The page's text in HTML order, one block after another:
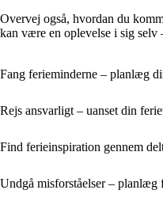
Overvej også, hvordan du
kan være en oplevelse i sig
Fang ferieminderne – planlæg
Rejs ansvarligt – uanset din
Find ferieinspiration gennem
Undgå misforståelser – planlæg